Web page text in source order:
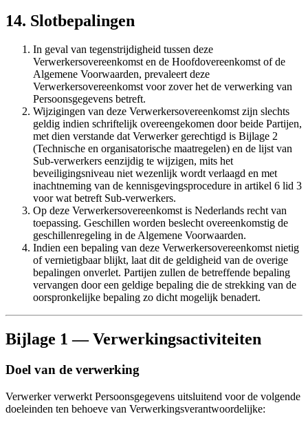
14. Slotbepalingen
In geval van tegenstrijdigheid tussen deze
Verwerkersovereenkomst en de Hoofdovereenkomst of de
Algemene Voorwaarden, prevaleert deze
Verwerkersovereenkomst voor zover het de verwerking van
Persoonsgegevens betreft.
Wijzigingen van deze Verwerkersovereenkomst zijn slechts
geldig indien schriftelijk overeengekomen door beide Partijen,
met dien verstande dat Verwerker gerechtigd is Bijlage 2
(Technische en organisatorische maatregelen) en de lijst van
Sub-verwerkers eenzijdig te wijzigen, mits het
beveiligingsniveau niet wezenlijk wordt verlaagd en met
inachtneming van de kennisgevingsprocedure in artikel 6 lid 3
voor wat betreft Sub-verwerkers.
Op deze Verwerkersovereenkomst is Nederlands recht van
toepassing. Geschillen worden beslecht overeenkomstig de
geschillenregeling in de Algemene Voorwaarden.
Indien een bepaling van deze Verwerkersovereenkomst nietig
of vernietigbaar blijkt, laat dit de geldigheid van de overige
bepalingen onverlet. Partijen zullen de betreffende bepaling
vervangen door een geldige bepaling die de strekking van de
oorspronkelijke bepaling zo dicht mogelijk benadert.
Bijlage 1 — Verwerkingsactiviteiten
Doel van de verwerking
Verwerker verwerkt Persoonsgegevens uitsluitend voor de volgende
doeleinden ten behoeve van Verwerkingsverantwoordelijke: